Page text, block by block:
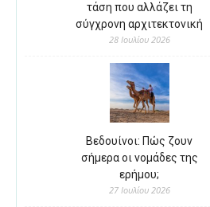
τάση που αλλάζει τη
σύγχρονη αρχιτεκτονική
28 Ιουλίου 2026
Βεδουίνοι: Πώς ζουν
σήμερα οι νομάδες της
ερήμου;
27 Ιουλίου 2026